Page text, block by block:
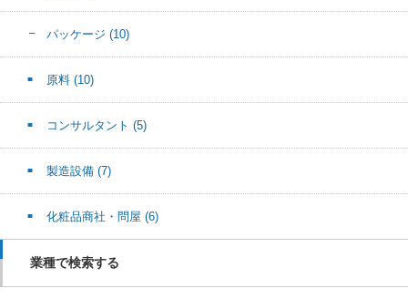
パッケージ (10)
原料 (10)
コンサルタント (5)
製造設備 (7)
化粧品商社・問屋 (6)
業種で検索する